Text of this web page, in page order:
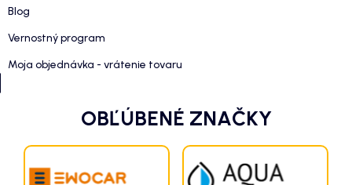
Blog
Vernostný program
Moja objednávka - vrátenie tovaru
OBĽÚBENÉ ZNAČKY